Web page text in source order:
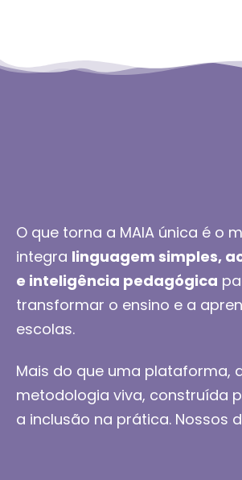
O que torna a MAIA única é o
integra linguagem simples,
e inteligência pedagógica
transformar o ensino e a
escolas.
Mais do que uma plataforma,
metodologia viva, construída
a inclusão na prática. Nossos